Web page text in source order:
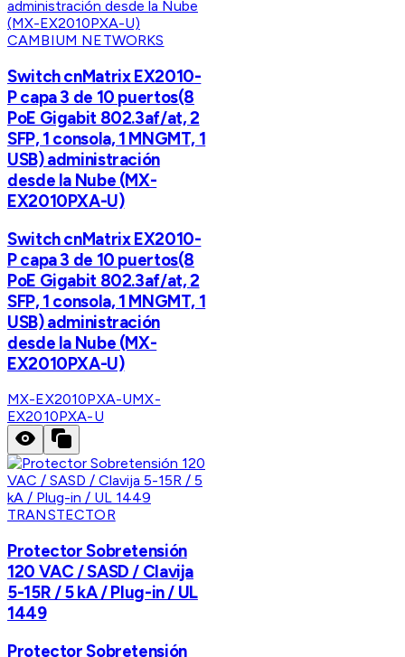
CAMBIUM NETWORKS
Switch cnMatrix EX2010-
P capa 3 de 10 puertos(8
PoE Gigabit 802.3af/at, 2
SFP, 1 consola, 1 MNGMT, 1
USB) administración
desde la Nube (MX-
EX2010PXA-U)
Switch cnMatrix EX2010-
P capa 3 de 10 puertos(8
PoE Gigabit 802.3af/at, 2
SFP, 1 consola, 1 MNGMT, 1
USB) administración
desde la Nube (MX-
EX2010PXA-U)
MX-EX2010PXA-UMX-
EX2010PXA-U
TRANSTECTOR
Protector Sobretensión
120 VAC / SASD / Clavija
5-15R / 5 kA / Plug-in / UL
1449
Protector Sobretensión